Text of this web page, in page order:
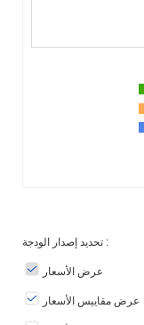
تحديد إصدار الودجة :
عرض الأسعار
عرض مقاييس الأسعار